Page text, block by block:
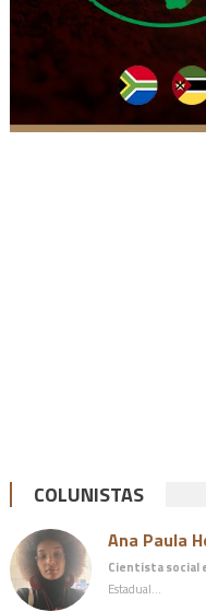
COLUNISTAS
Ana Paula
Cientista social
Estadual…